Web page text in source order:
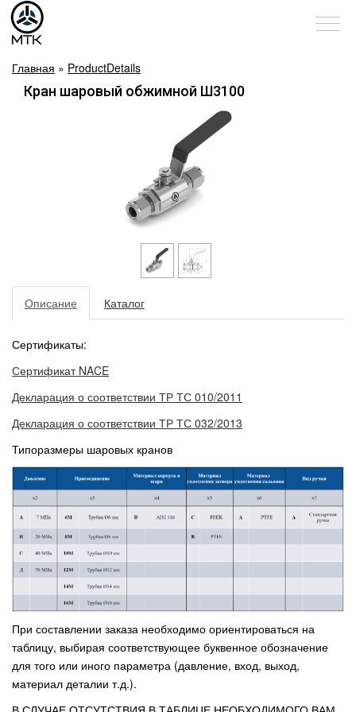
Главная » ProductDetails
Кран шаровый обжимной Ш3100
Описание Каталог
Сертификаты:
Сертификат NACE
Декларация о соответствии ТР ТС 010/2011
Декларация о соответствии ТР ТС 032/2013
Типоразмеры шаровых кранов
При составлении заказа необходимо ориентироваться на
таблицу, выбирая соответствующее буквенное обозначение
для того или иного параметра (давление, вход, выход,
материал деталии т.д.).